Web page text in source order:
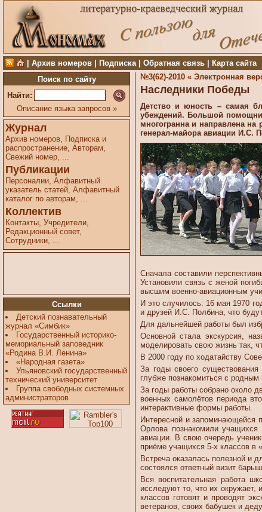
Архив номеров Подписка| Обратная связь
Карта сайта
Поиск по сайту
Найти:
Описание языка запросов »
Журнал
Архив номеров, Подписка и
распространение, Авторам,
Свежий номер, ...
Публикации
Персоналии, Алфавитный
указатель статей, Алфавитный
каталог по авторам, ...
Коллектив
Контакты, Учредители,
Редакционный совет,
Сотрудники, ...
Ссылки
Детский познавательный
журнал «Симбик»
Государственный историко-
мемориальный заповедник
«Родина В.И. Ленина»
«Народная газета»
Ульяновский государственный
технический университет
Группа свободных системных
администраторов
№3(62)-2010 « Электронная
Наследники Победы
Детство и юность – самая
убеждений. Большой
многогранна и направлена на
генерал-майора авиации И.С.
Сначала составили
Установили связь с женой
высшим военно-авиационным
И это случилось: 16 мая 1970
и друзей И.С. Полбина, что
Для дальнейшей работы был
Основной стала экскурсия,
моделировать свою жизнь так,
В 2000 году по ходатайству
За годы своего
глубже познакомиться с
За годы работы собрано около
военных самолётов периода
интерактивные формы работы.
Интересной и
Орлова познакомили
авиации. В свою очередь
приёме учащихся 5-х классов в
Встреча оказалась полезной и
состоялся ответный визит
Вся воспитательная работа
исследуют то, что их
классов готовят и проводят
ветеранов, своих бабушек и